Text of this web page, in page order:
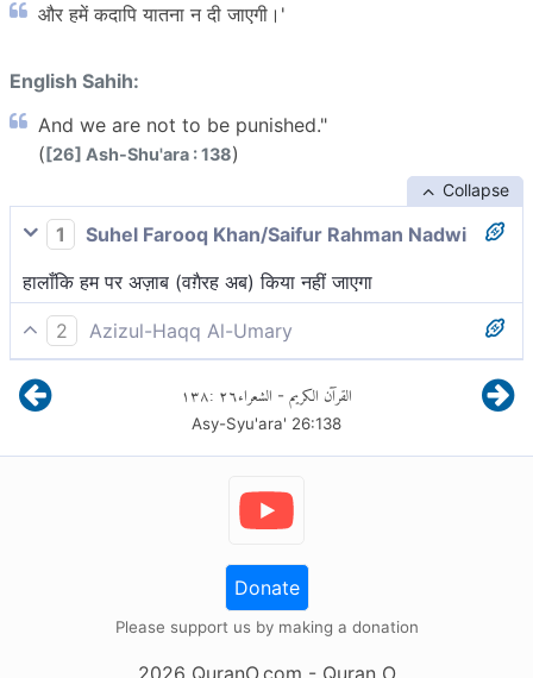
और हमें कदापि यातना न दी जाएगी।'
English Sahih:
And we are not to be punished."
([26] Ash-Shu'ara : 138)
Collapse
1
Suhel Farooq Khan/Saifur Rahman Nadwi
हालाँकि हम पर अज़ाब (वग़ैरह अब) किया नहीं जाएगा
2
Azizul-Haqq Al-Umary
और हम उनमें से नहीं हैं, जिन्हें यातना दी जायेगी।
القرآن الكريم - الشعراء٢٦:١٣٨
Asy-Syu'ara' 26:138
Donate
Please support us by making a donation